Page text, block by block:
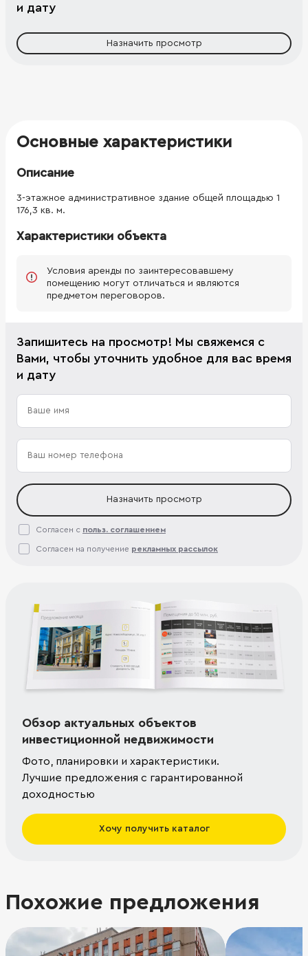
и дату
Назначить просмотр
Основные характеристики
Описание
3-этажное административное здание общей площадью 1
176,3 кв. м.
Характеристики объекта
Условия аренды по заинтересовавшему
помещению могут отличаться и являются
предметом переговоров.
Запишитесь на просмотр! Мы свяжемся с
Вами, чтобы уточнить удобное для вас время
и дату
Назначить просмотр
Согласен с польз. соглашением
Согласен на получение рекламных рассылок
Обзор актуальных объектов
инвестиционной недвижимости
Фото, планировки и характеристики.
Лучшие предложения с гарантированной
доходностью
Хочу получить каталог
Похожие предложения